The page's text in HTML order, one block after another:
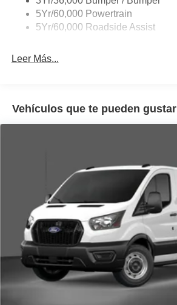
Wipers - Rain-Sensing
5Yr/60,000 Powertrain
5Yr/60,000 Roadside Assist
Leer Más...
Vehículos que te pueden gustar